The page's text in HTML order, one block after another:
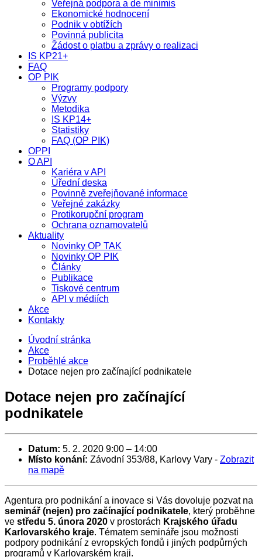
Veřejná podpora a de minimis
Ekonomické hodnocení
Podnik v obtížích
Povinná publicita
Žádost o platbu a zprávy o realizaci
IS KP21+
FAQ
OP PIK
Programy podpory
Výzvy
Metodika
IS KP14+
Statistiky
FAQ (OP PIK)
OPPI
O API
Kariéra v API
Úřední deska
Povinně zveřejňované informace
Veřejné zakázky
Protikorupční program
Ochrana oznamovatelů
Aktuality
Novinky OP TAK
Novinky OP PIK
Články
Publikace
Tiskové centrum
API v médiích
Akce
Kontakty
Úvodní stránka
Akce
Proběhlé akce
Dotace nejen pro začínající podnikatele
Dotace nejen pro začínající
podnikatele
Datum: 5. 2. 2020 9:00 – 14:00
Místo konání: Závodní 353/88, Karlovy Vary - Zobrazit
na mapě
Agentura pro podnikání a inovace si Vás dovoluje pozvat na
seminář (nejen) pro začínající podnikatele, který proběhne
ve středu 5. února 2020 v prostorách Krajského úřadu
Karlovarského kraje. Tématem semináře jsou možnosti
podpory podnikání z evropských fondů i jiných podpůrných
programů v Karlovarském kraji.